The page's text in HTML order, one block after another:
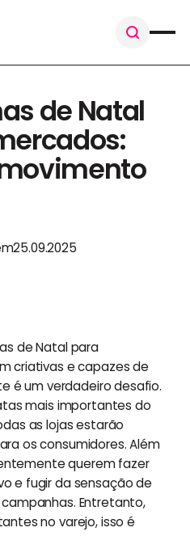
de Natal
25.09.2025
de Natal para
criativas e capazes de
é um verdadeiro desafio.
mais importantes do
as lojas estarão
os consumidores. Além
querem fazer
e fugir da sensação de
Entretanto,
no varejo, isso é